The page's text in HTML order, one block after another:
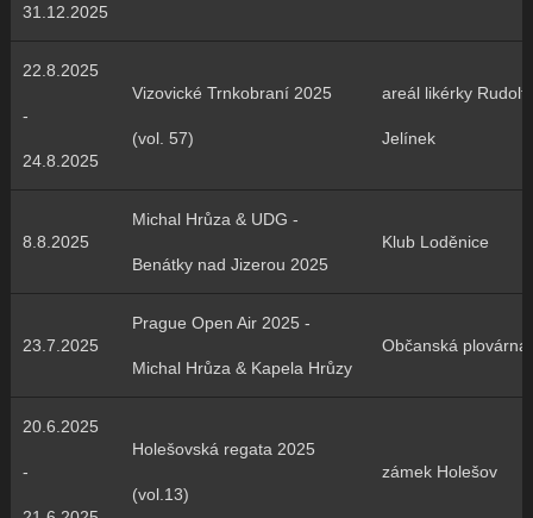
31.12.2025
22.8.2025
-
24.8.2025
Vizovické Trnkobraní 2025
(vol. 57)
areál likérky Rudolf
Jelínek
8.8.2025
Michal Hrůza & UDG -
Benátky nad Jizerou 2025
Klub Loděnice
23.7.2025
Prague Open Air 2025 -
Michal Hrůza & Kapela Hrůzy
Občanská plovárna
20.6.2025
-
Holešovská regata 2025
(vol.13)
zámek Holešov